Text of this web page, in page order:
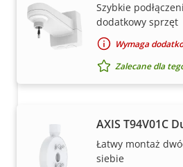
Szybkie
dodatkowy sprzęt
Wymaga
Zalecane dla
AXIS T94V01C
Łatwy montaż
siebie
Czy jesteś resellerem,
integratorem systemów